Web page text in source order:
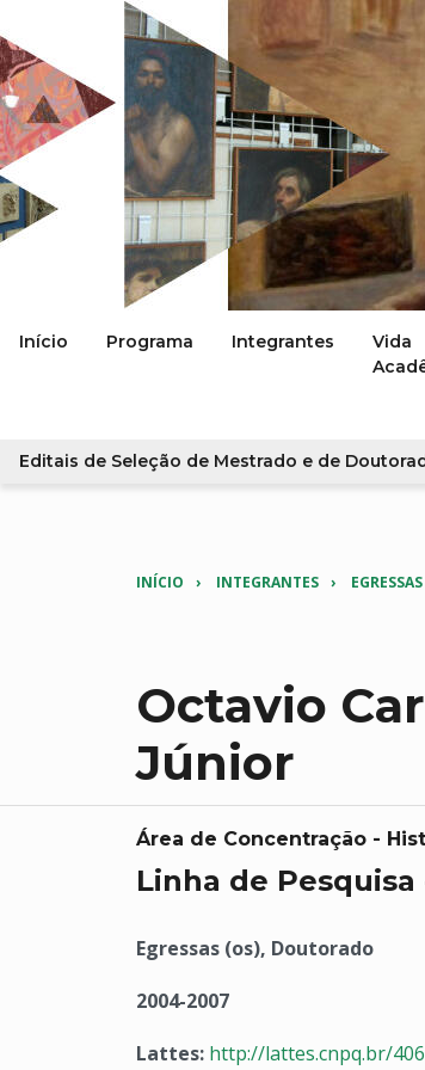
Início Programa Integrantes
Vida
Editais de Seleção de Mestrado e de
INÍCIO INTEGRANTES
Octavio
Júnior
Área de Concentração -
Linha de
Egressas (os), Doutorado
2004-2007
Lattes: http://lattes.cnpq.br/